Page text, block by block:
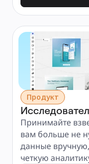
Продукт
Принимайте
вам больше не
данные
четкую